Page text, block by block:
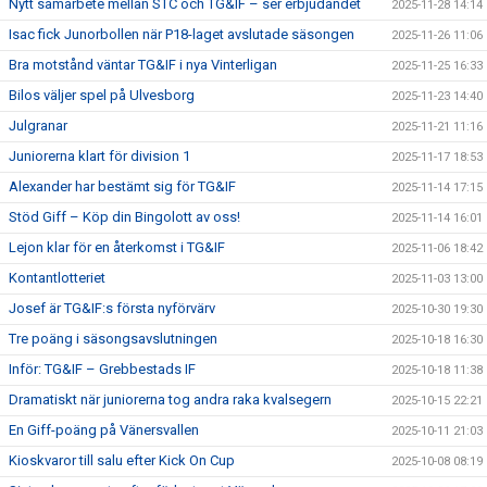
Nytt samarbete mellan STC och TG&IF – ser erbjudandet 2025-11-28 14:14
Isac fick Junorbollen när P18-laget avslutade säsongen 2025-11-26 11:06
Bra motstånd väntar TG&IF i nya Vinterligan 2025-11-25 16:33
Bilos väljer spel på Ulvesborg 2025-11-23 14:40
Julgranar 2025-11-21 11:16
Juniorerna klart för division 1 2025-11-17 18:53
Alexander har bestämt sig för TG&IF 2025-11-14 17:15
Stöd Giff – Köp din Bingolott av oss! 2025-11-14 16:01
Lejon klar för en återkomst i TG&IF 2025-11-06 18:42
Kontantlotteriet 2025-11-03 13:00
Josef är TG&IF:s första nyförvärv 2025-10-30 19:30
Tre poäng i säsongsavslutningen 2025-10-18 16:30
Inför: TG&IF – Grebbestads IF 2025-10-18 11:38
Dramatiskt när juniorerna tog andra raka kvalsegern 2025-10-15 22:21
En Giff-poäng på Vänersvallen 2025-10-11 21:03
Kioskvaror till salu efter Kick On Cup 2025-10-08 08:19